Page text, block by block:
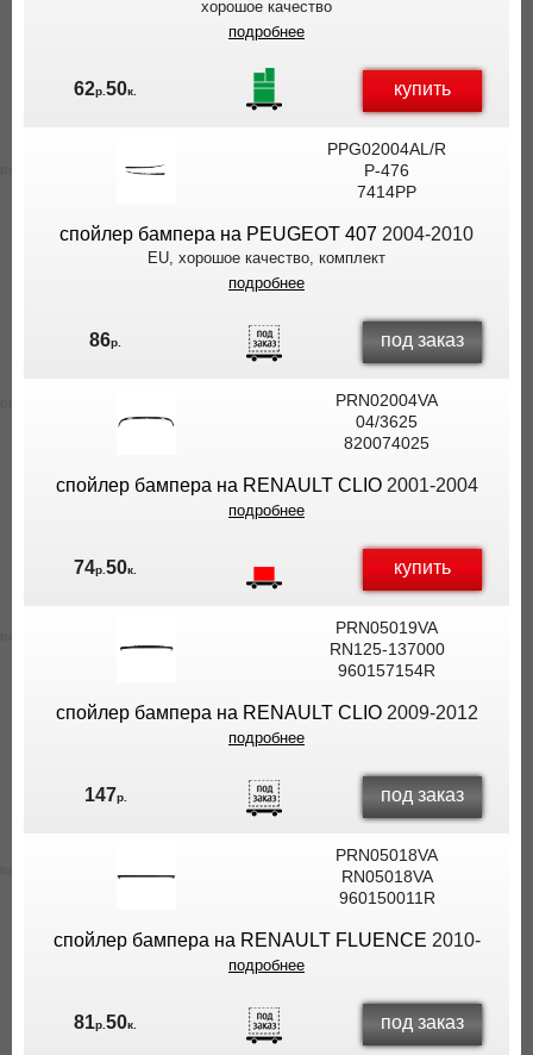
хорошое качество
подробнее
62р.50к. купить
PPG02004AL/R
P-476
7414PP
спойлер бампера на PEUGEOT 407 2004-2010
EU, хорошое качество, комплект
подробнее
86р. под заказ
PRN02004VA
04/3625
820074025
спойлер бампера на RENAULT CLIO2001-2004
подробнее
74р.50к. купить
PRN05019VA
RN125-137000
960157154R
спойлер бампера на RENAULT CLIO2009-2012
подробнее
147р. под заказ
PRN05018VA
RN05018VA
960150011R
спойлер бампера на RENAULT FLUENCE 2010-
подробнее
81р.50к. под заказ